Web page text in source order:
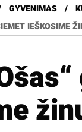
GYVENIMAS
IEŠKOSIME